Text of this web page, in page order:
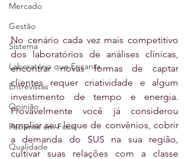
Mercado
Gestão
Sistema
Laboratório que Encanta
Entrevistas
Opinião
Paciente em Foco
Qualidade
No cenário cada vez mais competitivo
dos laboratórios de análises clínicas,
encontrar novas formas de captar
clientes requer criatividade e algum
investimento de tempo e energia.
Provavelmente você já considerou
ampliar seu leque de convênios, cobrir
a demanda do SUS na sua região,
cultivar suas relações com a classe